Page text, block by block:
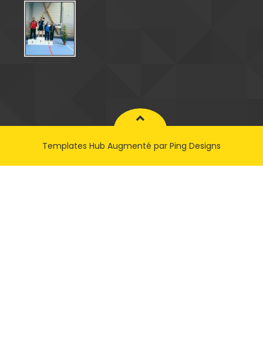
Templates Hub Augmenté par Ping Designs